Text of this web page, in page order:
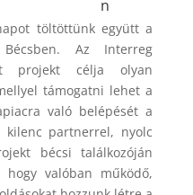
n
töltöttünk együtt a
Bécsben. Az Interreg
projekt célja olyan
támogatni lehet a
való belépését a
kilenc partnerrel, nyolc
bécsi találkozóján
valóban működő,